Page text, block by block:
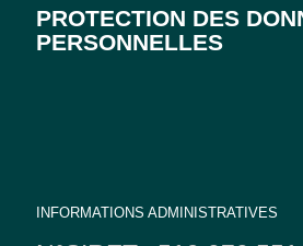
PROTECTION DES
PERSONNELLES
INFORMATIONS ADMINISTRATIVES